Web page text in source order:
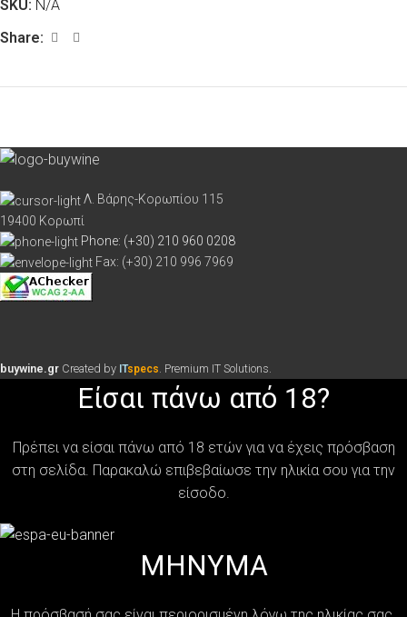
SKU: N/A
Share:
Λ. Βάρης-Κορωπίου 115
19400 Κορωπί
Phone: (+30) 210 960 0208
Fax: (+30) 210 996 7969
buywine.gr Created by ITspecs. Premium IT Solutions.
Είσαι πάνω από 18?
Πρέπει να είσαι πάνω από 18 ετών για να έχεις πρόσβαση
στη σελίδα. Παρακαλώ επιβεβαίωσε την ηλικία σου για την
είσοδο.
MHNYMA